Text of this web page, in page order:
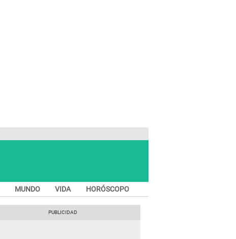
MUNDO VIDA HORÓSCOPO